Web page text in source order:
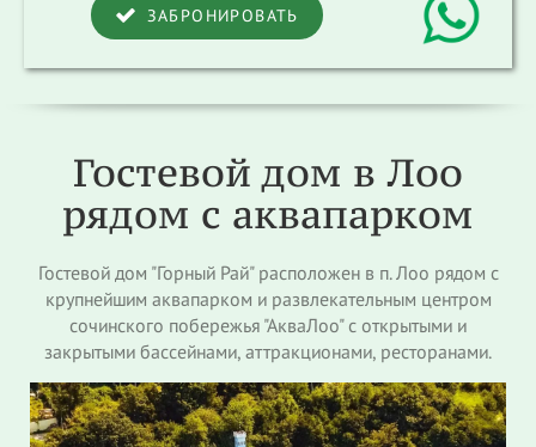
ЗАБРОНИРОВАТЬ
Гостевой дом в Лоо
рядом с аквапарком
Гостевой дом "Горный Рай" расположен в п. Лоо рядом с
крупнейшим аквапарком и развлекательным центром
сочинского побережья "АкваЛоо" с открытыми и
закрытыми бассейнами, аттракционами, ресторанами.